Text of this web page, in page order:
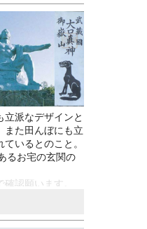
派なデザインと
また田んぼにも立
いるとのこと。
るお宅の玄関の
認願います。